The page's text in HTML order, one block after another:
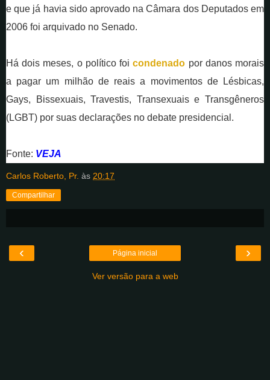
e que já havia sido aprovado na Câmara dos Deputados em
2006 foi arquivado no Senado.
Há dois meses, o político foicondenado por danos morais
a pagar um milhão de reais a movimentos de Lésbicas,
Gays, Bissexuais, Travestis, Transexuais e Transgêneros
(LGBT) por suas declarações no debate presidencial.
Fonte: VEJA
Carlos Roberto, Pr. às 20:17
Compartilhar
‹ ›
Página inicial
Ver versão para a web